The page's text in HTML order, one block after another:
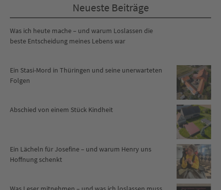
Neueste Beiträge
Was ich heute mache – und warum Loslassen die
beste Entscheidung meines Lebens war
Ein Stasi-Mord in Thüringen und seine unerwarteten
Folgen
Abschied von einem Stück Kindheit
Ein Lächeln für Josefine – und warum Henry uns
Hoffnung schenkt